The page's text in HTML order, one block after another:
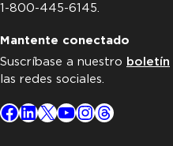
1-800-445-6145.
Mantente conectado
Suscríbase a nuestro boletín
las redes sociales.
Facebook
LinkedIn
X YouTube
Instagram
Threads